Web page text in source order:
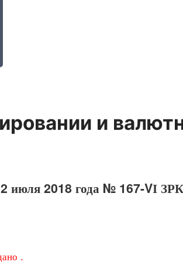
и
2 июля 2018 года № 167-VІ
.